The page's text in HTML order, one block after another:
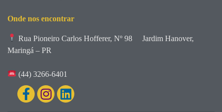
Onde nos encontrar
Rua Pioneiro Carlos Hofferer, Nº 98
Jardim Hanover,
Maringá – PR
(44) 3266-6401